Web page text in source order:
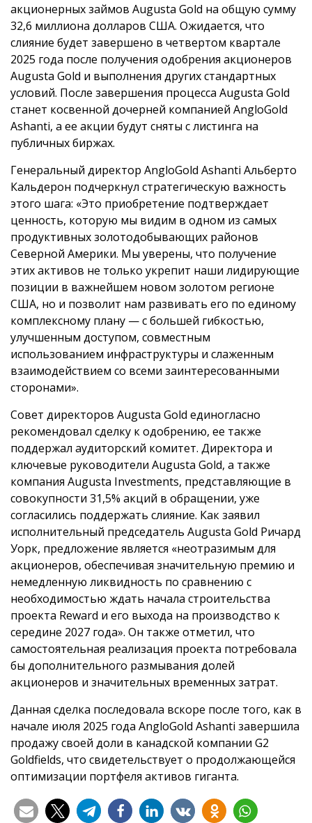
акционерных займов Augusta Gold на общую сумму
32,6 миллиона долларов США. Ожидается, что
слияние будет завершено в четвертом квартале
2025 года после получения одобрения акционеров
Augusta Gold и выполнения других стандартных
условий. После завершения процесса Augusta Gold
станет косвенной дочерней компанией AngloGold
Ashanti, а ее акции будут сняты с листинга на
публичных биржах.
Генеральный директор AngloGold Ashanti Альберто
Кальдерон подчеркнул стратегическую важность
этого шага: «Это приобретение подтверждает
ценность, которую мы видим в одном из самых
продуктивных золотодобывающих районов
Северной Америки. Мы уверены, что получение
этих активов не только укрепит наши лидирующие
позиции в важнейшем новом золотом регионе
США, но и позволит нам развивать его по единому
комплексному плану — с большей гибкостью,
улучшенным доступом, совместным
использованием инфраструктуры и слаженным
взаимодействием со всеми заинтересованными
сторонами».
Совет директоров Augusta Gold единогласно
рекомендовал сделку к одобрению, ее также
поддержал аудиторский комитет. Директора и
ключевые руководители Augusta Gold, а также
компания Augusta Investments, представляющие в
совокупности 31,5% акций в обращении, уже
согласились поддержать слияние. Как заявил
исполнительный председатель Augusta Gold Ричард
Уорк, предложение является «неотразимым для
акционеров, обеспечивая значительную премию и
немедленную ликвидность по сравнению с
необходимостью ждать начала строительства
проекта Reward и его выхода на производство к
середине 2027 года». Он также отметил, что
самостоятельная реализация проекта потребовала
бы дополнительного размывания долей
акционеров и значительных временных затрат.
Данная сделка последовала вскоре после того, как в
начале июля 2025 года AngloGold Ashanti завершила
продажу своей доли в канадской компании G2
Goldfields, что свидетельствует о продолжающейся
оптимизации портфеля активов гиганта.